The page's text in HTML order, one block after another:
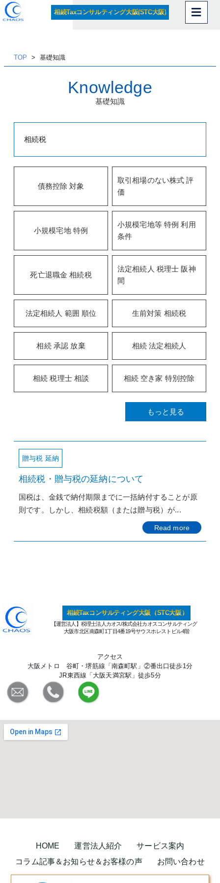
内
相続Taxコンサルティング大阪(STC大阪)
TOP 基礎知識
Knowledge
基礎知識
相続税
債務控除 対象
取引相場のない株式 評
価
小規模宅地 特例
小規模宅地等 特例 利用
条件
死亡退職金 相続税
法定相続人 税理士 阪神
間
法定相続人 範囲 順位 生前対策 相続税
相続 承認 放棄 相続 法定相続人
相続 税理士 相談 相続 空き家 特別控除
もっと見る
贈与税 延納
相続税・贈与税の延納について
国税は、金銭で納付期限までに一括納付することが原
則です。しかし、相続税額（または贈与税）が...
Read more
相続Taxコンサルティング大阪（STC大阪）
【運営法人】税理士法人カオス/株式会社カオスコンサルティング
大阪市北区南森町1丁目4番19号サウスホレストビル4階
アクセス
大阪メトロ 谷町・堺筋線「南森町駅」②番出口徒歩1分
JR東西線「大阪天満宮駅」徒歩5分
HOME 運営法人紹介
サービス案内
コラム記事＆お知らせ＆お客様の声
お問い合わせ